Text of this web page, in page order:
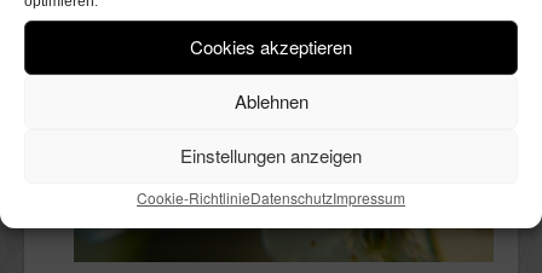
Cookies akzeptieren
Ablehnen
Einstellungen anzeigen
Cookie-RichtlinieDatenschutzImpressum